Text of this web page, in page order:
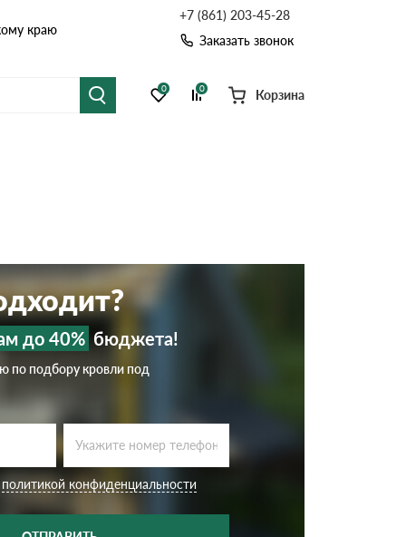
краю
+7 (861) 203-45-28
Заказать звонок
0 0 Корзина
до 40% бюджета!
по подбору кровли под
политикой конфиденциальности